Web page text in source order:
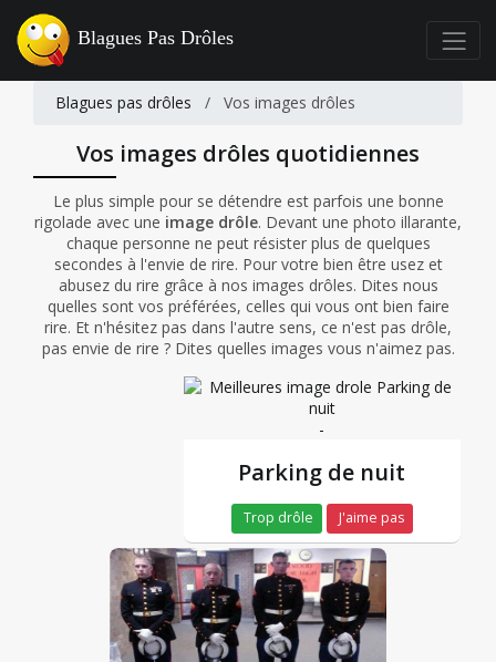
Blagues Pas Drôles
Blagues pas drôles / Vos images drôles
Vos images drôles quotidiennes
Le plus simple pour se détendre est parfois une bonne
rigolade avec une image drôle. Devant une photo illarante,
chaque personne ne peut résister plus de quelques
secondes à l'envie de rire. Pour votre bien être usez et
abusez du rire grâce à nos images drôles. Dites nous
quelles sont vos préférées, celles qui vous ont bien faire
rire. Et n'hésitez pas dans l'autre sens, ce n'est pas drôle,
pas envie de rire ? Dites quelles images vous n'aimez pas.
-
Parking de nuit
Trop drôle J'aime pas